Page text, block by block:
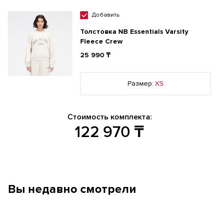
Добавить
Толстовка NB Essentials Varsity
Fleece Crew
25 990 ₸
Размер: XS
Стоимость комплекта:
122 970 ₸
Вы недавно смотрели